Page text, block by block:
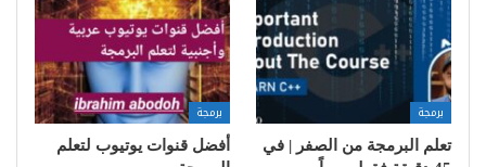
برمجة
تعلم البرمجة من الصفر | في
برمجة
أفضل قنوات يوتيوب لتعلم